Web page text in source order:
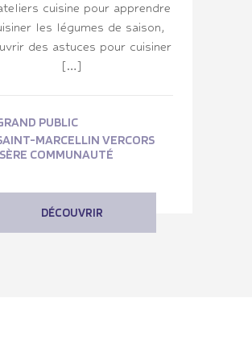
cuisine pour apprendre
les légumes de saison,
des astuces pour cuisiner
[…]
PUBLIC
MARCELLIN VERCORS
COMMUNAUTÉ
DÉCOUVRIR